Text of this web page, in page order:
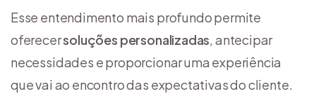
Esse entendimento mais profundo permite
oferecersoluções personalizadas, antecipar
necessidades e proporcionar uma experiência
que vai ao encontro das expectativas do cliente.